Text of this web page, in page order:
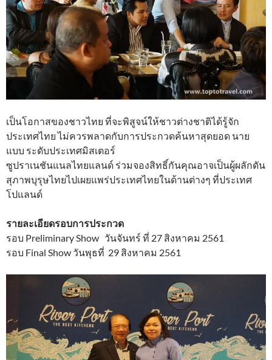
เป็นโอกาสของชาวไทย ที่จะพิสูจน์ให้ชาวต่างชาติได้รู้จัก
ประเทศไทย ไม่ควรพลาดกับการประกวดค้นหาสุดยอด นาย
แบบ ระดับประเทศมิสเตอร์
ซูปราเนชันแนลไทยแลนด์ ร่วมจองสิทธิ์กันคุณอาจเป็นผู้ผลักดัน
สุภาพบุรุษไทยไปเผยแพร่ประเทศไทยในด้านต่างๆ ที่ประเทศ
โปแลนด์
รายละเอียดรอบการประกวด
รอบ Preliminary Show วันจันทร์ ที่ 27 สิงหาคม 2561
รอบ Final Show วันพุธที่ 29 สิงหาคม 2561